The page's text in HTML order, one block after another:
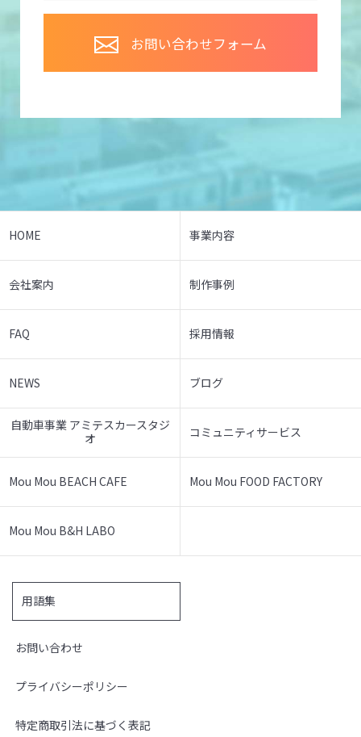
お問い合わせフォーム
HOME 事業内容
会社案内 制作事例
FAQ 採用情報
NEWS ブログ
自動車事業 アミテスカースタジ
オ
コミュニティサービス
Mou Mou BEACH CAFE Mou Mou FOOD FACTORY
Mou Mou B&H LABO
用語集
お問い合わせ
プライバシーポリシー
特定商取引法に基づく表記